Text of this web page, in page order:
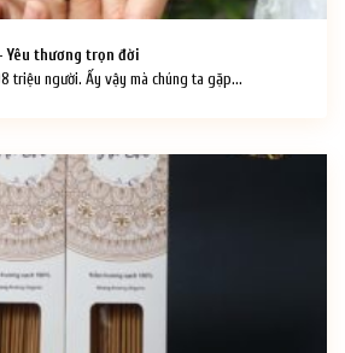
Yêu thương trọn đời
triệu người. Ấy vậy mà chúng ta gặp...